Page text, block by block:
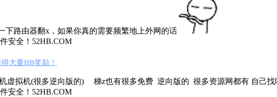
路由器翻x，如果你真的需要频繁地上外网的话
安全！52HB.COM
大量HB奖励！
虚拟机(很多逆向版的) 梯z也有很多免费 逆向版的 很多资源网都有 自己找
安全！52HB.COM